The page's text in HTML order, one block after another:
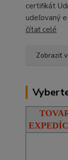
certifikát
udeľovaný
čítať celé
Zobraziť